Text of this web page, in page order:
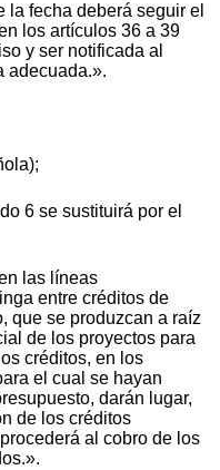
la fecha deberá seguir el
los artículos 36 a 39
y ser notificada al
adecuada.».
6 se sustituirá por el
las líneas
entre créditos de
que se produzcan a raíz
de los proyectos para
créditos, en los
el cual se hayan
darán lugar,
de los créditos
al cobro de los